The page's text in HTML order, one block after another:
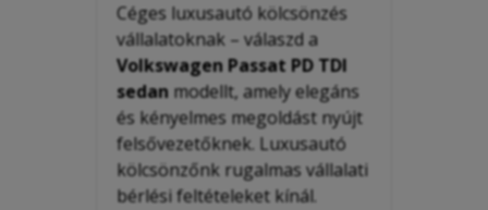
Céges luxusautó kölcsönzés
vállalatoknak – válaszd a
Volkswagen Passat PD TDI
sedan modellt, amely elegáns
és kényelmes megoldást nyújt
felsővezetőknek. Luxusautó
kölcsönzőnk rugalmas vállalati
bérlési feltételeket kínál.